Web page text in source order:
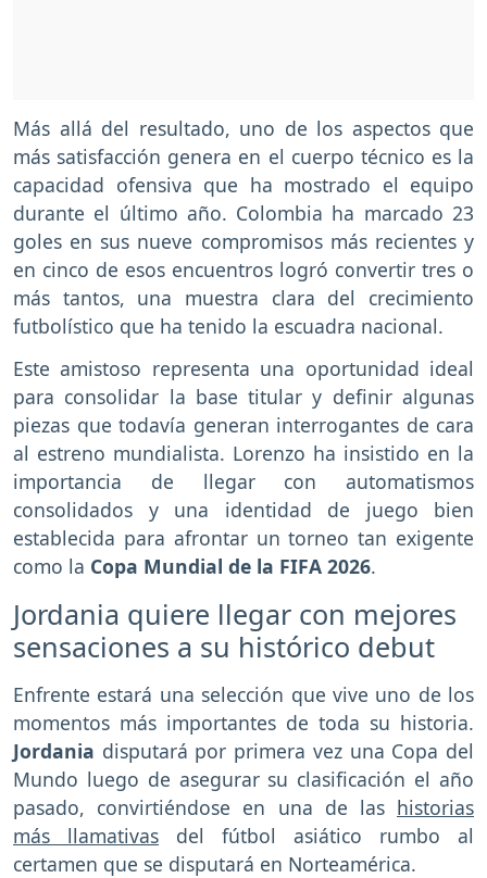
Más allá del resultado, uno de los aspectos que
más satisfacción genera en el cuerpo técnico es la
capacidad ofensiva que ha mostrado el equipo
durante el último año. Colombia ha marcado 23
goles en sus nueve compromisos más recientes y
en cinco de esos encuentros logró convertir tres o
más tantos, una muestra clara del crecimiento
futbolístico que ha tenido la escuadra nacional.
Este amistoso representa una oportunidad ideal
para consolidar la base titular y definir algunas
piezas que todavía generan interrogantes de cara
al estreno mundialista. Lorenzo ha insistido en la
importancia de llegar con automatismos
consolidados y una identidad de juego bien
establecida para afrontar un torneo tan exigente
como la Copa Mundial de la FIFA 2026.
Jordania quiere llegar con mejores
sensaciones a su histórico debut
Enfrente estará una selección que vive uno de los
momentos más importantes de toda su historia.
Jordania disputará por primera vez una Copa del
Mundo luego de asegurar su clasificación el año
pasado, convirtiéndose en una de las historias
más llamativas del fútbol asiático rumbo al
certamen que se disputará en Norteamérica.